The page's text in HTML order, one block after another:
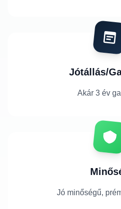
Jótállás/
Akár 3 év
Jó minőségű,